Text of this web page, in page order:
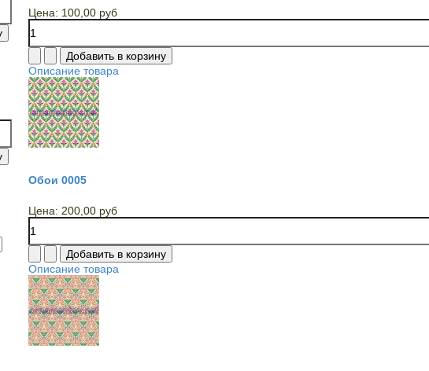
Цена: 100,00 руб
Описание товара
Обои 0005
Цена: 200,00 руб
Описание товара